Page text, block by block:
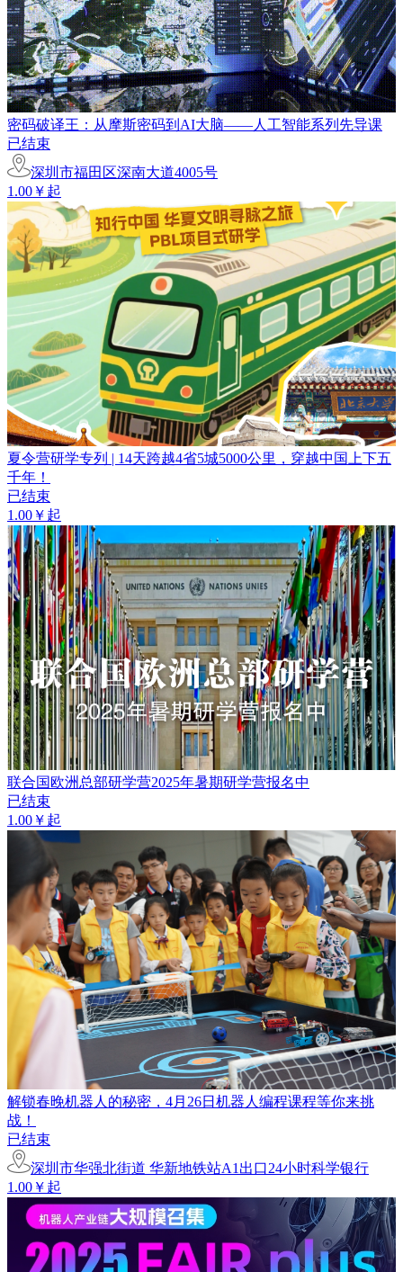
密码破译王：从摩斯密码到AI大脑——人工智能系列先导课
已结束
深圳市福田区深南大道4005号
1.00￥起
夏令营研学专列 | 14天跨越4省5城5000公里，穿越中国上下五
千年！
已结束
1.00￥起
联合国欧洲总部研学营2025年暑期研学营报名中
已结束
1.00￥起
解锁春晚机器人的秘密，4月26日机器人编程课程等你来挑
战！
已结束
深圳市华强北街道 华新地铁站A1出口24小时科学银行
1.00￥起